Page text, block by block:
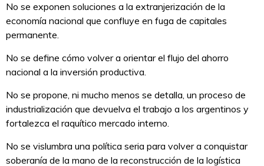
No se exponen soluciones a la extranjerización de la
economía nacional que confluye en fuga de capitales
permanente.
No se define cómo volver a orientar el flujo del ahorro
nacional a la inversión productiva.
No se propone, ni mucho menos se detalla, un proceso de
industrialización que devuelva el trabajo a los argentinos y
fortalezca el raquítico mercado interno.
No se vislumbra una política seria para volver a conquistar
soberanía de la mano de la reconstrucción de la logística